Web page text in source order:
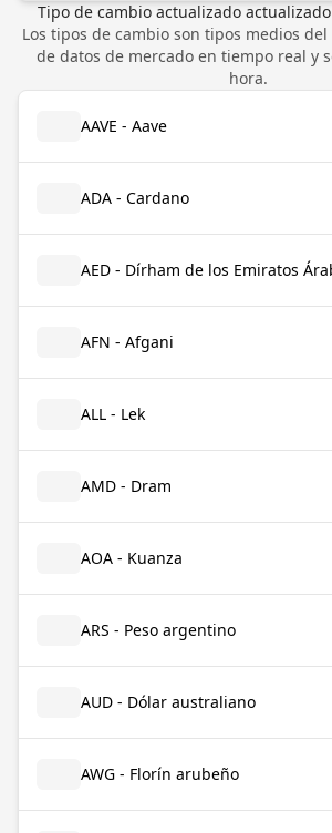
Tipo de cambio actualizado
Los tipos de cambio son tipos medios
de datos de mercado en tiempo real y
hora.
AAVE - Aave
ADA - Cardano
AED - Dírham de los Emiratos
AFN - Afgani
ALL - Lek
AMD - Dram
AOA - Kuanza
ARS - Peso argentino
AUD - Dólar australiano
AWG - Florín arubeño